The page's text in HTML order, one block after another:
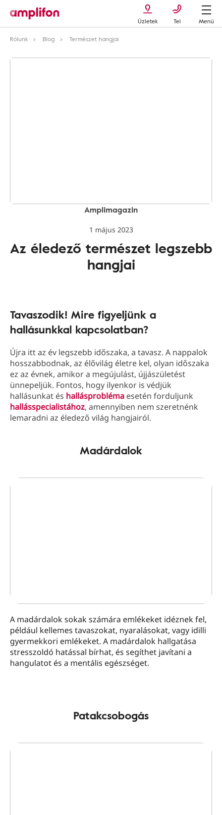
Üzletek Tel
Menü
Rólunk
Blog Természet hangjai
Amplimagazin
1 május 2023
Az éledező természet legszebb
hangjai
Tavaszodik! Mire figyeljünk a
hallásunkkal kapcsolatban?
Újra itt az év legszebb időszaka, a tavasz. A nappalok
hosszabbodnak, az élővilág életre kel, olyan időszaka
ez az évnek, amikor a megújulást, újjászületést
ünnepeljük. Fontos, hogy ilyenkor is védjük
hallásunkat és hallásprobléma esetén forduljunk
hallásspecialistához, amennyiben nem szeretnénk
lemaradni az éledező világ hangjairól.
Madárdalok
A madárdalok sokak számára emlékeket idéznek fel,
például kellemes tavaszokat, nyaralásokat, vagy idilli
gyermekkori emlékeket. A madárdalok hallgatása
stresszoldó hatással bírhat, és segíthet javítani a
hangulatot és a mentális egészséget.
Patakcsobogás